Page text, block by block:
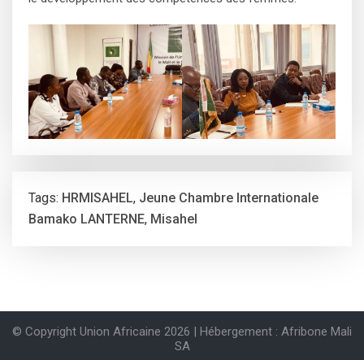
Tags: HRMISAHEL, Jeune Chambre Internationale
Bamako LANTERNE, Misahel
© Copyright Union Africaine 2026 | Hébergement : Afribone Mali
SA